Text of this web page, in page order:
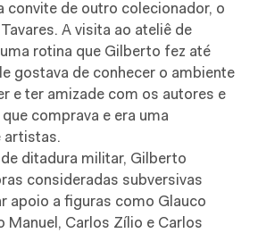
convite de outro colecionador, o
A visita ao ateliê de
rotina que Gilberto fez até
gostava de conhecer o ambiente
e ter amizade com os autores e
comprava e era uma
artistas.
ditadura militar, Gilberto
consideradas subversivas
apoio a figuras como Glauco
Manuel, Carlos Zílio e Carlos